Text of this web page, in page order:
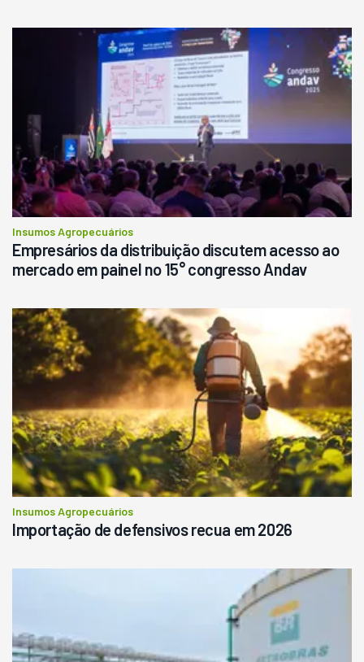
Insumos Agropecuários
Empresários da distribuição discutem acesso ao
mercado em painel no 15° congresso Andav
Insumos Agropecuários
Importação de defensivos recua em 2026